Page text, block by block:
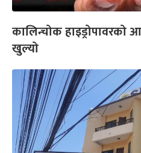
कालिन्चोक
खुल्यो